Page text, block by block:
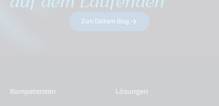
Zum Daitem Blog
Kompetenzen
Lösungen